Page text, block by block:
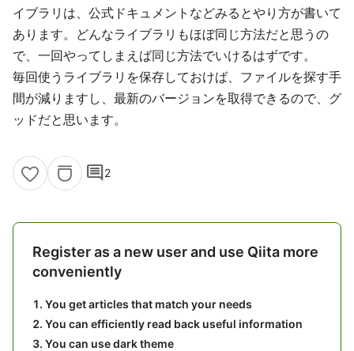
イブラリは、公式ドキュメントなどみるとやり方が書いて
あります。どんなライブラリもほぼ同じ方法だと思うの
で、一回やってしまえば同じ方法でいけるはずです。
毎回使うライブラリを保存しておけば、ファイルを探す手
間が減りますし、最新のバージョンを取得できるので、グ
ッドだと思います。
comment2
Register as a new user and use Qiita more
conveniently
You get articles that match your needs
You can efficiently read back useful information
You can use dark theme